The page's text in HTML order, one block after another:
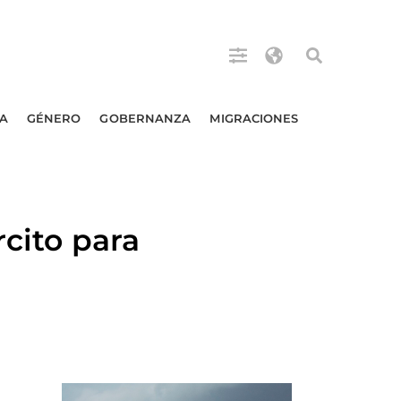
GÉNERO GOBERNANZA MIGRACIONES
para